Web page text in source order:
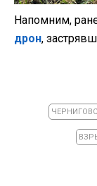
Напомним,
дрон,